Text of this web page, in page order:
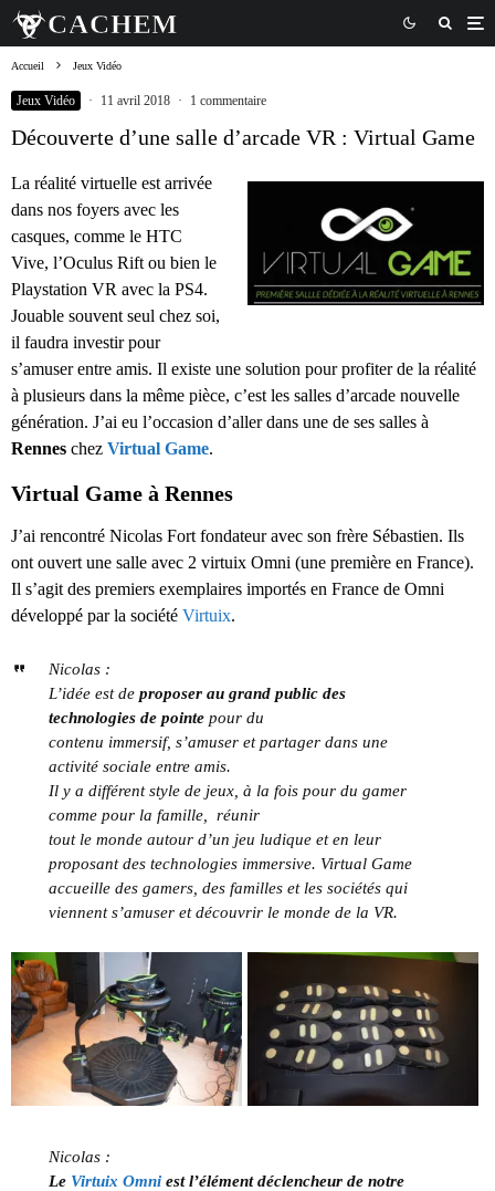
Accueil Jeux Vidéo
Jeux Vidéo · 11 avril 2018 · 1 commentaire
Découverte d’une salle d’arcade VR : Virtual Game
La réalité virtuelle est arrivée
dans nos foyers avec les
casques, comme le HTC
Vive, l’Oculus Rift ou bien le
Playstation VR avec la PS4.
Jouable souvent seul chez soi,
il faudra investir pour
s’amuser entre amis. Il existe une solution pour profiter de la réalité
à plusieurs dans la même pièce, c’est les salles d’arcade nouvelle
génération. J’ai eu l’occasion d’aller dans une de ses salles à
Rennes chez Virtual Game.
Virtual Game à Rennes
J’ai rencontré Nicolas Fort fondateur avec son frère Sébastien. Ils
ont ouvert une salle avec 2 virtuix Omni (une première en France).
Il s’agit des premiers exemplaires importés en France de Omni
développé par la société Virtuix.
Nicolas :
L’idée est deproposer au grand public des
technologies de pointe pour du
contenu immersif, s’amuser et partager dans une
activité sociale entre amis.
Il y a différent style de jeux, à la fois pour du gamer
comme pour la famille, réunir
tout le monde autour d’un jeu ludique et en leur
proposant des technologies immersive. Virtual Game
accueille des gamers, des familles et les sociétés qui
viennent s’amuser et découvrir le monde de la VR.
Nicolas :
Le Virtuix Omni est l’élément déclencheur de notre